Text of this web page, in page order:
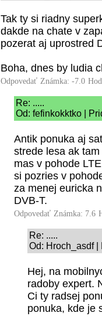
Tak ty si riadny
dakde na chate v
pozerat aj uprostred
Boha, dnes by ludia
Odpovedať Známka: -7.0
Re: .....
Od: fefinkokktko |
Antik ponuka aj
strede lesa ak
mas v pohode
si pozries v
za menej euricka
DVB-T.
Odpovedať Známka: 7.6
Re: .....
Od: Hroch_asdf
Hej, na
radoby expert.
Ci ty radsej
ponuka, kde je